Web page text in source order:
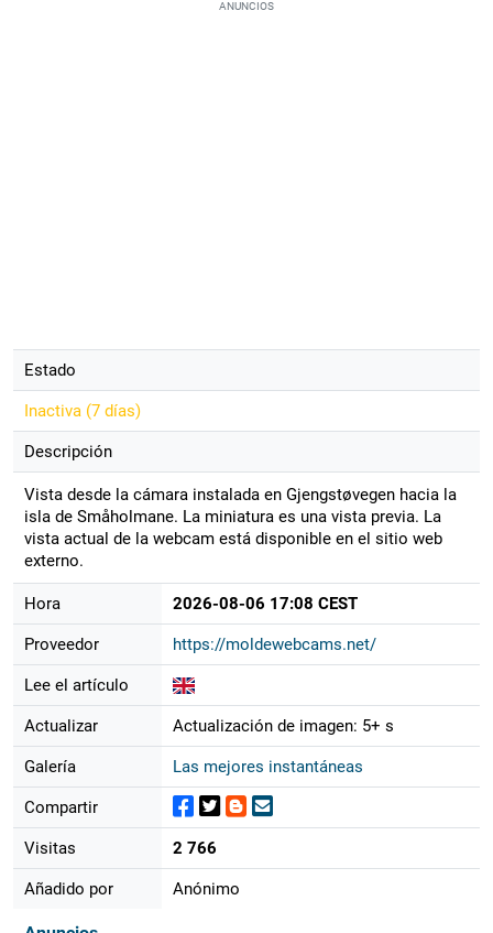
ANUNCIOS
Estado
Inactiva (7 días)
Descripción
Vista desde la cámara instalada en Gjengstøvegen hacia la
isla de Småholmane. La miniatura es una vista previa. La
vista actual de la webcam está disponible en el sitio web
externo.
Hora 2026-08-06 17:08 CEST
Proveedor https://moldewebcams.net/
Lee el artículo
Actualizar Actualización de imagen: 5+ s
Galería Las mejores instantáneas
Compartir
Visitas 2 766
Añadido por Anónimo